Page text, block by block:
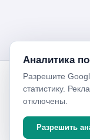
БиржиКрипт
Справочник по
безопасной
Биржи
Рейтинг бирж
Аналитика
Разрешите
статистику.
отключены.
Разрешить